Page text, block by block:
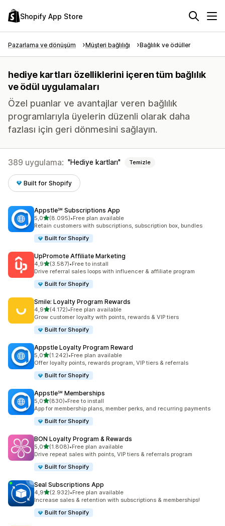
Shopify App Store
Pazarlama ve dönüşüm Müşteri bağlılığı Bağlılık ve ödüller
hediye kartları özelliklerini içeren tüm bağlılık
ve ödül uygulamaları
Özel puanlar ve avantajlar veren bağlılık
programlarıyla üyelerin düzenli olarak daha
fazlası için geri dönmesini sağlayın.
389 uygulama: Hediye kartları Temizle
Built for Shopify
Appstle℠ Subscriptions App
5,05 yıldız üzerinden
(8.095)
toplam 8095 değerlendirme
•Free plan available
Retain customers with subscriptions, subscription box, bundles
Built for Shopify
UpPromote Affiliate Marketing
4,95 yıldız üzerinden
(3.587)
toplam 3587 değerlendirme
•Free to install
Drive referral sales loops with influencer & affiliate program
Built for Shopify
Smile: Loyalty Program Rewards
4,95 yıldız üzerinden
(4.172)
toplam 4172 değerlendirme
•Free plan available
Grow customer loyalty with points, rewards & VIP tiers
Built for Shopify
Appstle Loyalty Program Reward
5,05 yıldız üzerinden
(1.242)
toplam 1242 değerlendirme
•Free plan available
Offer loyalty points, rewards program, VIP tiers & referrals
Built for Shopify
Appstle℠ Memberships
5,05 yıldız üzerinden
(830)
toplam 830 değerlendirme
•Free to install
App for membership plans, member perks, and recurring payments
Built for Shopify
BON Loyalty Program & Rewards
5,05 yıldız üzerinden
(1.808)
toplam 1808 değerlendirme
•Free plan available
Drive repeat sales with points, VIP tiers & referrals program
Built for Shopify
Seal Subscriptions App
4,95 yıldız üzerinden
(2.932)
toplam 2932 değerlendirme
•Free plan available
Increase sales & retention with subscriptions & memberships!
Built for Shopify